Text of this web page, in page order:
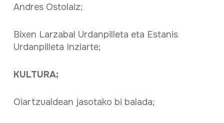
Andres Ostolaiz;
Bixen Larzabal Urdanpilleta eta Estanis
Urdanpilleta Inziarte;
KULTURA;
Oiartzualdean jasotako bi balada;